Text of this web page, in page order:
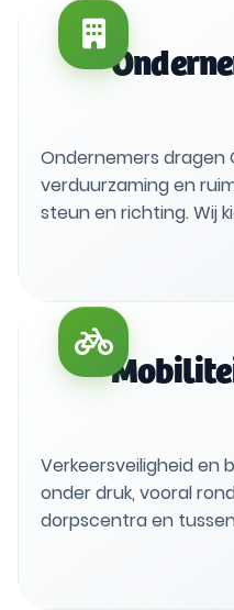
provincie en boeren,
passen bij het
Ondernemers dragen
verduurzaming en
steun en richting. Wij
sociaal
partner, maakt
toekomstbestendig
samenwerking.
Verkeersveiligheid en
onder druk, vooral
dorpscentra en
openbaar vervoer